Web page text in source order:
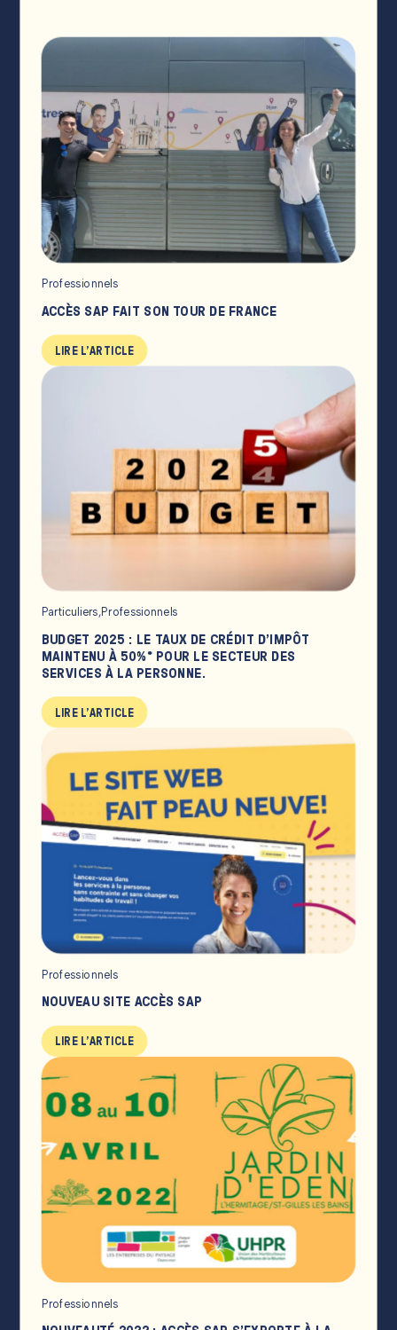
Professionnels
ACCÈS SAP FAIT SON TOUR DE FRANCE
LIRE L'ARTICLE
Particuliers,Professionnels
BUDGET 2025 : LE TAUX DE CRÉDIT D’IMPÔT
MAINTENU À 50%* POUR LE SECTEUR DES
SERVICES À LA PERSONNE.
LIRE L'ARTICLE
Professionnels
NOUVEAU SITE ACCÈS SAP
LIRE L'ARTICLE
Professionnels